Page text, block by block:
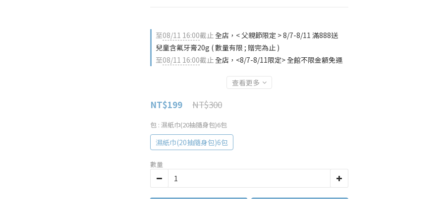
至08/11 16:00截止全店，< 父親節限定 > 8/7-8/11 滿888送
兒童含氟牙膏20g ( 數量有限 ; 贈完為止 )
至08/11 16:00截止全店，<8/7-8/11限定> 全館不限金額免運
查看更多
NT$300
NT$199
包 : 濕紙巾(20抽隨身包)6包
濕紙巾(20抽隨身包)6包
數量